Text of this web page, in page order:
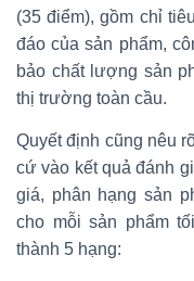
(35 điểm), gồm chỉ
đáo của sản phẩm,
bảo chất lượng sản
thị trường toàn cầu.
Quyết định cũng nêu
cứ vào kết quả đánh
giá, phân hạng sản
cho mỗi sản phẩm
thành 5 hạng: